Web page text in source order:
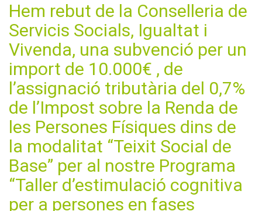
Hem rebut de la Conselleria de
Servicis Socials, Igualtat i
Vivenda, una subvenció per un
import de 10.000€ , de
l’assignació tributària del 0,7%
de l’Impost sobre la Renda de
les Persones Físiques dins de
la modalitat “Teixit Social de
Base” per al nostre Programa
“Taller d’estimulació cognitiva
per a persones en fases